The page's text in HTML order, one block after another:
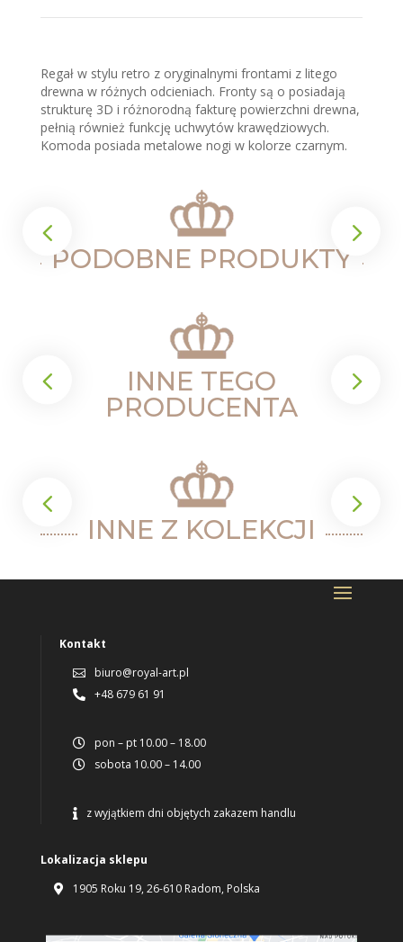
Regał w stylu retro z oryginalnymi frontami z litego
drewna w różnych odcieniach. Fronty są o posiadają
strukturę 3D i różnorodną fakturę powierzchni drewna,
pełnią również funkcję uchwytów krawędziowych.
Komoda posiada metalowe nogi w kolorze czarnym.
PODOBNE PRODUKTY
INNE TEGO
PRODUCENTA
INNE Z KOLEKCJI
Kontakt
 biuro@royal-art.pl
 +48 679 61 91
 pon – pt 10.00 – 18.00
 sobota 10.00 – 14.00
 z wyjątkiem dni objętych zakazem handlu
Lokalizacja sklepu
 1905 Roku 19, 26-610 Radom, Polska